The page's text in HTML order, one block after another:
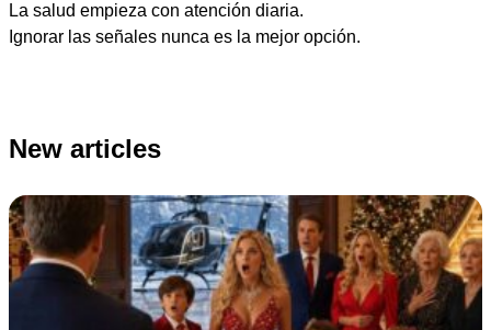
La salud empieza con atención diaria.
Ignorar las señales nunca es la mejor opción.
New articles